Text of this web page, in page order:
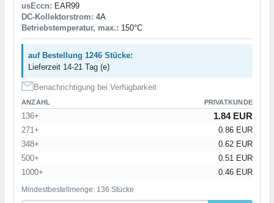
usEccn: EAR99
DC-Kollektorstrom: 4A
Betriebstemperatur, max.: 150°C
auf Bestellung 1246 Stücke:
Lieferzeit 14-21 Tag (e)
Benachrichtigung bei Verfügbarkeit
ANZAHL PRIVATKUNDE
136+ 1.84 EUR
271+
0.86 EUR
348+
0.62 EUR
500+
0.51 EUR
1000+
0.46 EUR
Mindestbestellmenge: 136 Stücke